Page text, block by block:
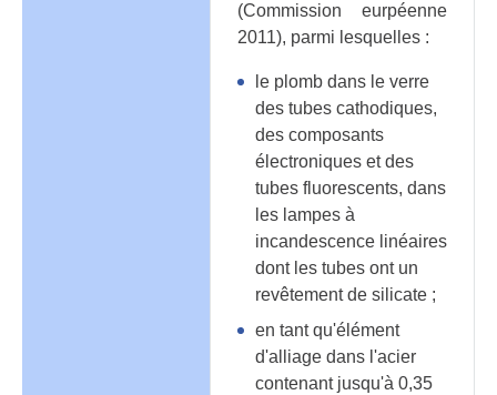
(Commission eurpéenne
2011), parmi lesquelles :
le plomb dans le verre
des tubes cathodiques,
des composants
électroniques et des
tubes fluorescents, dans
les lampes à
incandescence linéaires
dont les tubes ont un
revêtement de silicate ;
en tant qu'élément
d'alliage dans l'acier
contenant jusqu'à 0,35